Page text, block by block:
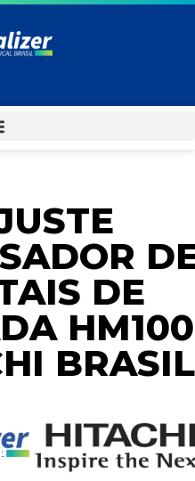
DE
BRASIL